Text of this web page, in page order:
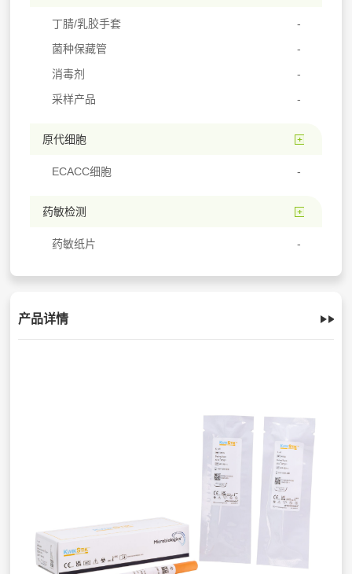
丁腈/乳胶手套
菌种保藏管
消毒剂
采样产品
原代细胞
ECACC细胞
药敏检测
药敏纸片
产品详情